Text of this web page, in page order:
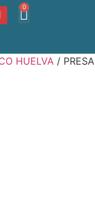
0
HUELVA / PRESA